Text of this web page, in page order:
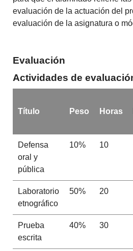
evaluación de la actuación del
evaluación de la asignatura o
Evaluación
Actividades de
Título Peso Horas
Defensa
oral y
pública
10% 10
Laboratorio
etnográfico
50% 20
Prueba
escrita
40% 30